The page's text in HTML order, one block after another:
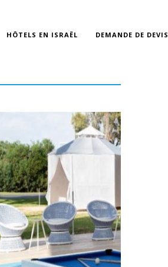
HÔTELS EN ISRAËL DEMANDE DE DEVIS